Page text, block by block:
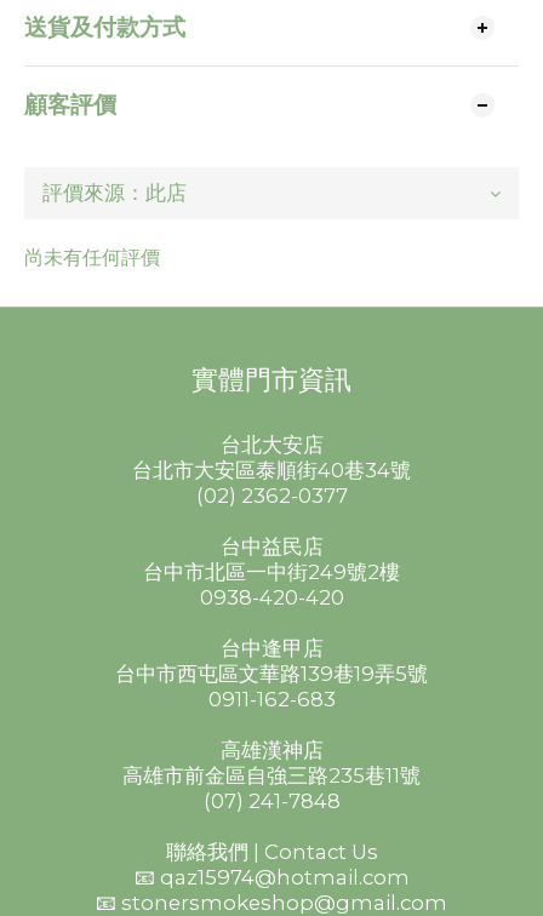
送貨及付款方式
顧客評價
尚未有任何評價
實體門市資訊
台北大安店
台北市大安區泰順街40巷34號
(02) 2362-0377
台中益民店
台中市北區一中街249號2樓
0938-420-420
台中逢甲店
台中市西屯區文華路139巷19弄5號
0911-162-683
高雄漢神店
高雄市前金區自強三路235巷11號
(07) 241-7848
聯絡我們 | Contact Us
📧 qaz15974@hotmail.com
📧 stonersmokeshop@gmail.com